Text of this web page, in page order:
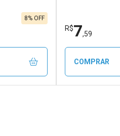
8% OFF
R$7,59
COMPRAR